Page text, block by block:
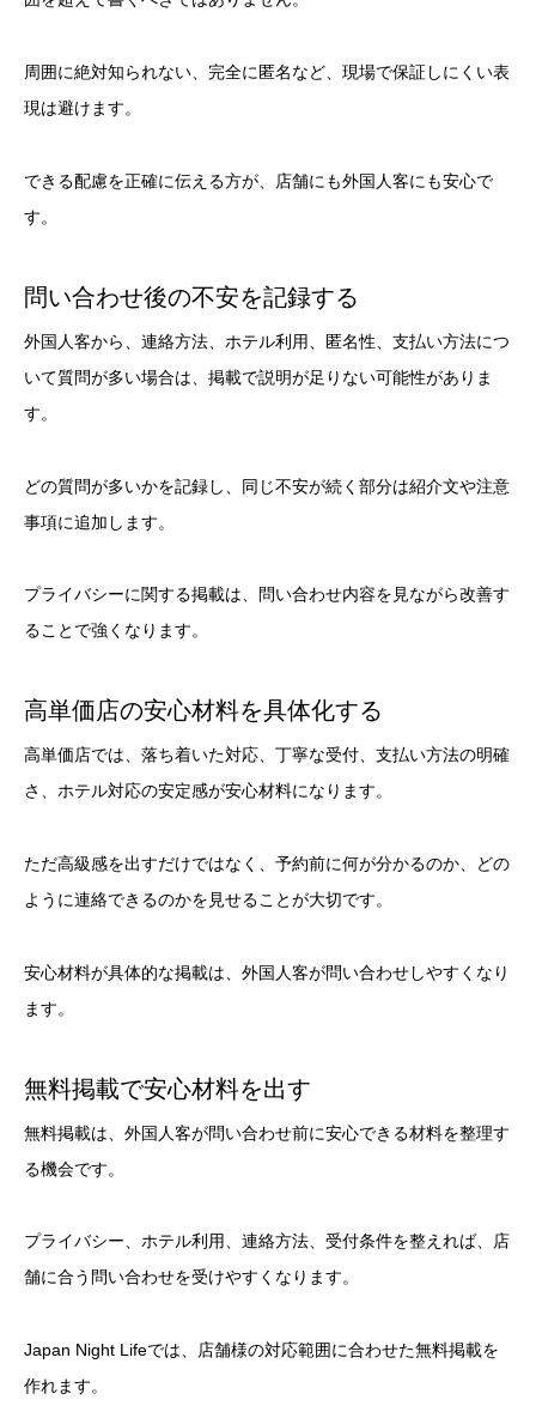
周囲に絶対知られない、完全に匿名など、現場で保証しにくい表
現は避けます。
できる配慮を正確に伝える方が、店舗にも外国人客にも安心で
す。
問い合わせ後の不安を記録する
外国人客から、連絡方法、ホテル利用、匿名性、支払い方法につ
いて質問が多い場合は、掲載で説明が足りない可能性がありま
す。
どの質問が多いかを記録し、同じ不安が続く部分は紹介文や注意
事項に追加します。
プライバシーに関する掲載は、問い合わせ内容を見ながら改善す
ることで強くなります。
高単価店の安心材料を具体化する
高単価店では、落ち着いた対応、丁寧な受付、支払い方法の明確
さ、ホテル対応の安定感が安心材料になります。
ただ高級感を出すだけではなく、予約前に何が分かるのか、どの
ように連絡できるのかを見せることが大切です。
安心材料が具体的な掲載は、外国人客が問い合わせしやすくなり
ます。
無料掲載で安心材料を出す
無料掲載は、外国人客が問い合わせ前に安心できる材料を整理す
る機会です。
プライバシー、ホテル利用、連絡方法、受付条件を整えれば、店
舗に合う問い合わせを受けやすくなります。
Japan Night Lifeでは、店舗様の対応範囲に合わせた無料掲載を
作れます。